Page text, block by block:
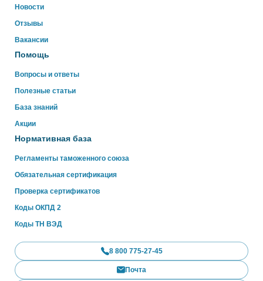
Новости
Отзывы
Вакансии
Помощь
Вопросы и ответы
Полезные статьи
База знаний
Акции
Нормативная база
Регламенты таможенного союза
Обязательная сертификация
Проверка сертификатов
Коды ОКПД 2
Коды ТН ВЭД
8 800 775-27-45
Почта